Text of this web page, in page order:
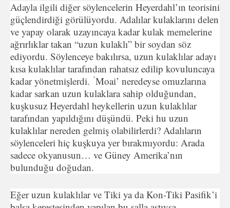
Adayla ilgili diğer söylencelerin Heyerdahl’ın teorisini
güç­lendirdiği görülüyordu. Adalılar kulaklarını delen
ve yapay ola­rak uzayıncaya kadar kulak memelerine
ağrırlıklar takan “uzun kulaklı” bir soydan söz
ediyordu. Söylenceye bakılırsa, uzun ku­laklılar adayı
kısa kulaklılar tarafından rahatsız edilip kovuluncaya
kadar yönetmişlerdi. ‘Moai’ neredeyse omuzlarına
kadar sarkan uzun kulaklara sahip olduğundan,
kuşkusuz Heyerdahl heykellerin uzun kulaklılar
tarafından yapıldığını düşündü. Peki hu uzun
kulaklılar nereden gelmiş olabilirlerdi? Adalıların
söylenceleri hiç kuşkuya yer bırakmıyordu: Arada
sadece okya­nusun… ve Güney Amerika’nın
bulunduğu doğudan.
Eğer uzun kulaklılar ve Tiki ya da Kon-Tiki Pasifik’i